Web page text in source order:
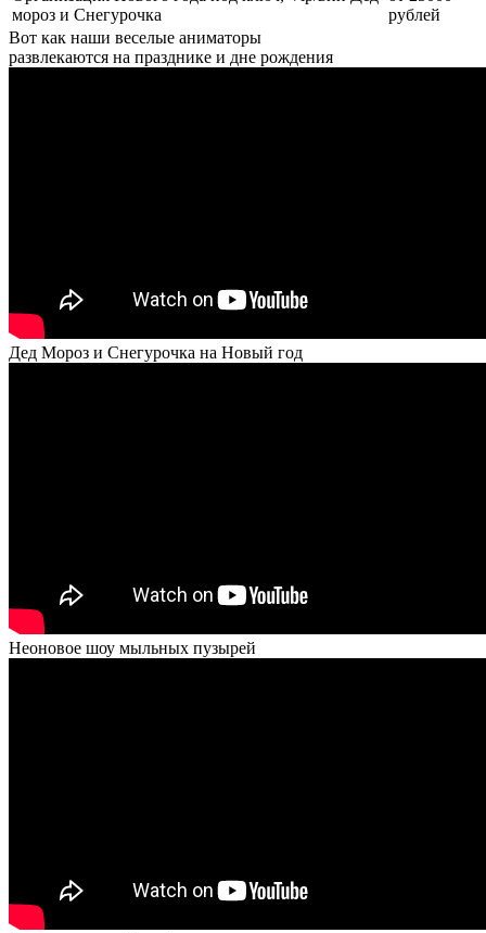
мороз и Снегурочка
рублей
Вот как наши веселые аниматоры
развлекаются на празднике и дне рождения
Дед Мороз и Снегурочка на Новый год
Неоновое шоу мыльных пузырей